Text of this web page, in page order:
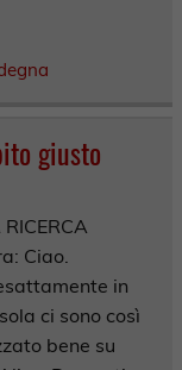
giusto
Ciao.
in
ci sono così
bene su